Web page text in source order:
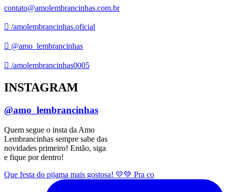
contato@amolembrancinhas.com.br
/amolembrancinhas.oficial
@amo_lembrancinhas
/amolembrancinhas0005
INSTAGRAM
@amo_lembrancinhas
Quem segue o insta da Amo
Lembrancinhas sempre sabe das
novidades primeiro! Então, siga
e fique por dentro!
Que festa do pijama mais gostosa! 💛💚 Pra co